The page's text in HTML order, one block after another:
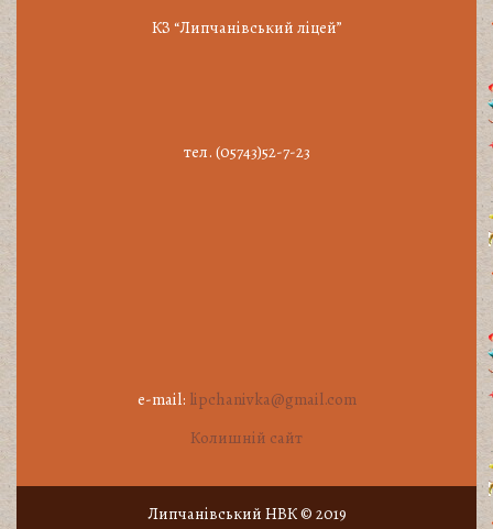
КЗ “Липчанівський ліцей”
тел. (05743)52-7-23
e-mail: lipchanivka@gmail.com
Колишній сайт
Липчанiвський НВК © 2019